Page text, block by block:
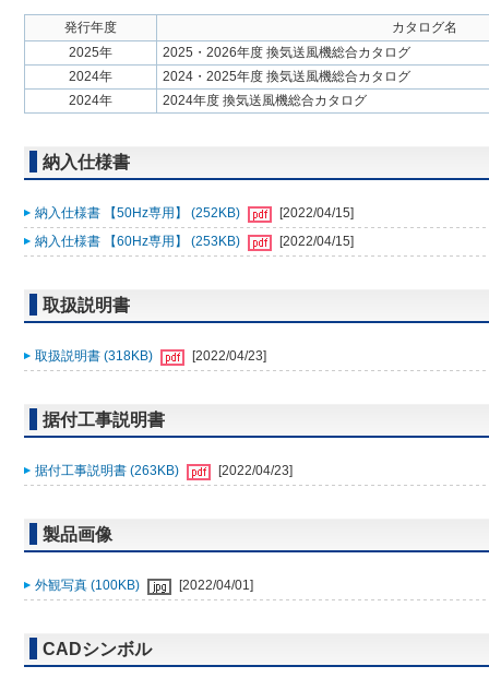
発行年度
カタログ名
2025年
2025・2026年度 換気送風機総合カタログ
2024年
2024・2025年度 換気送風機総合カタログ
2024年
2024年度 換気送風機総合カタログ
納入仕様書
納入仕様書 【50Hz専用】 (252KB)
[2022/04/15]
納入仕様書 【60Hz専用】 (253KB)
[2022/04/15]
取扱説明書
取扱説明書 (318KB) [2022/04/23]
据付工事説明書
据付工事説明書 (263KB) [2022/04/23]
製品画像
外観写真 (100KB) [2022/04/01]
CADシンボル